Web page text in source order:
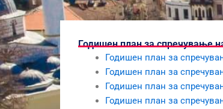
Годишен план за спречување
Годишен план за
Годишен план за
Годишен план за
Годишен план за